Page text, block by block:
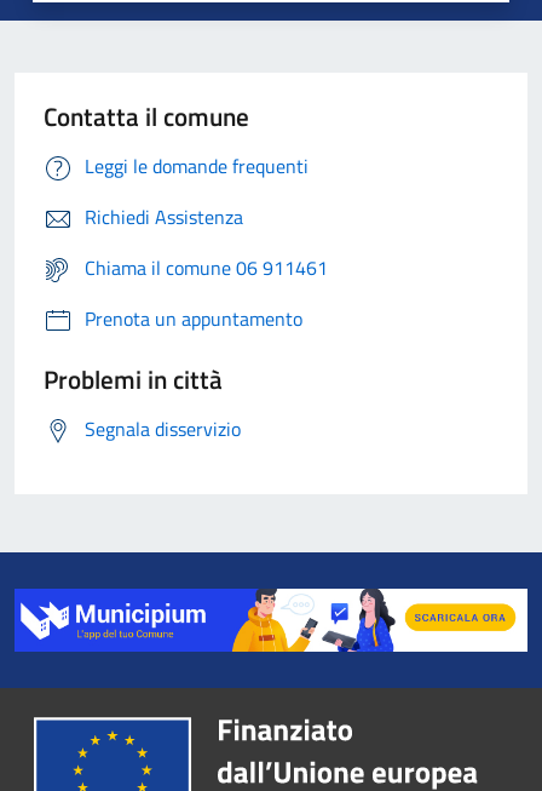
Contatta il comune
Leggi le domande frequenti
Richiedi Assistenza
Chiama il comune 06 911461
Prenota un appuntamento
Problemi in città
Segnala disservizio